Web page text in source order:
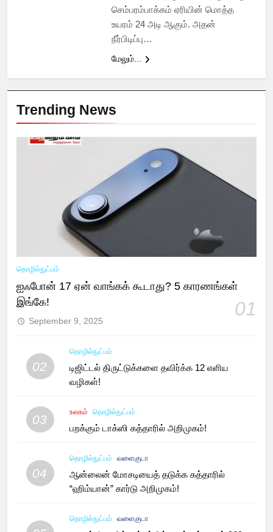
செம்பரம்பாக்கம் ஏரியின் மொத்த
உயரம் 24 அடி ஆகும். அதன்
நீர்பிடிப்பு…
மேலும்...
Trending News
தொழில்நுட்பம்
ஐஃபோன் 17 ஏன் வாங்கக் கூடாது? 5 காரணங்கள்
இங்கே!
01
September 9, 2025
02
தொழில்நுட்பம்
டிஜிட்டல் திருட்டுக்களை தவிர்க்க 12 எளிய
வழிகள்!
03
உலகம் தொழில்நுட்பம்
பறக்கும் டாக்ஸி கத்தாரில் அறிமுகம்!
04
தொழில்நுட்பம் வளைகுடா
ஆன்லைன் மோசடியைத் தடுக்க கத்தாரில்
“ஹிம்யான்” கார்டு அறிமுகம்!
தொழில்நுட்பம் வளைகுடா